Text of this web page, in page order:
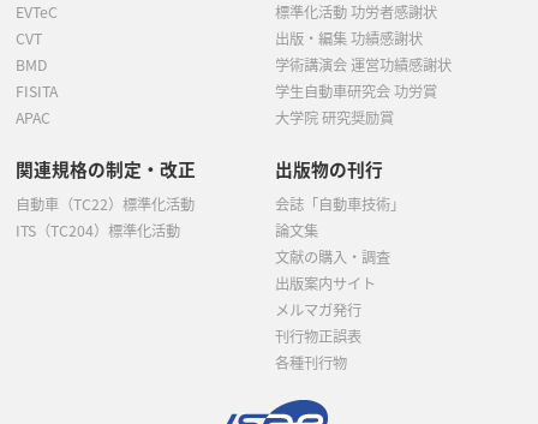
EVTeC
CVT
BMD
FISITA
APAC
標準化活動 功労者感謝状
出版・編集 功績感謝状
学術講演会 運営功績感謝状
学生自動車研究会 功労賞
大学院 研究奨励賞
関連規格の制定・改正
自動車（TC22）標準化活動
ITS（TC204）標準化活動
出版物の刊行
会誌「自動車技術」
論文集
文献の購入・調査
出版案内サイト
メルマガ発行
刊行物正誤表
各種刊行物